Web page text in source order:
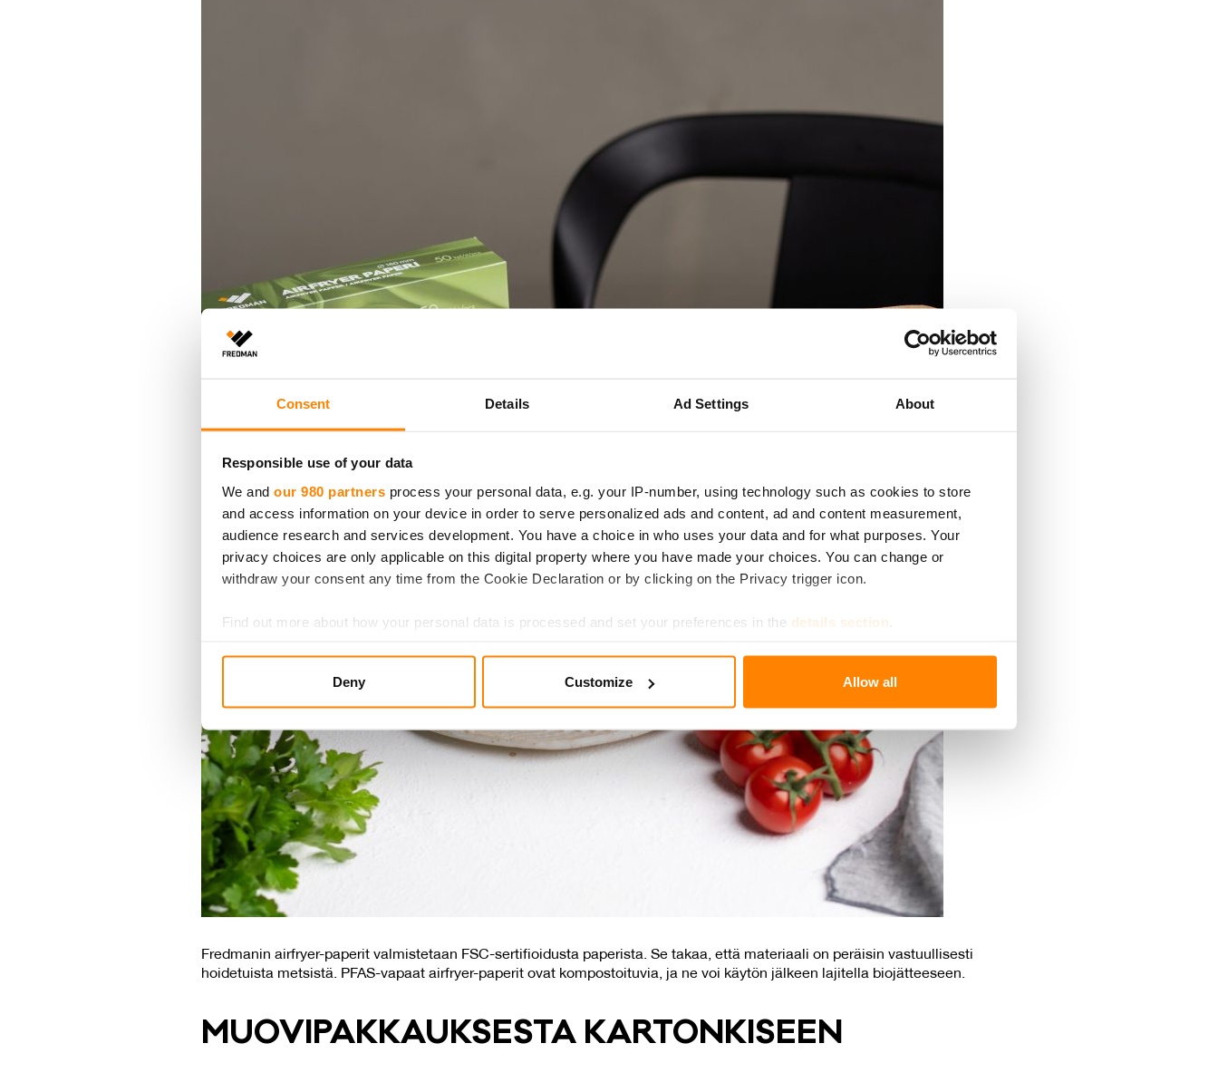
Consent Details Ad Settings About
Responsible use of your data
We and our 980 partners process your personal data, e.g. your IP-number, using technology such as cookies to store
and access information on your device in order to serve personalized ads and content, ad and content measurement,
audience research and services development. You have a choice in who uses your data and for what purposes. Your
privacy choices are only applicable on this digital property where you have made your choices. You can change or
withdraw your consent any time from the Cookie Declaration or by clicking on the Privacy trigger icon.
Find out more about how your personal data is processed and set your preferences in the details section
information about your use of our site with our social media, advertising and analytics partners who may combine it with
other information that you’ve provided to them or that they’ve collected from your use of their services.
Deny Customize Allow all
Fredmanin airfryer-paperit valmistetaan FSC-sertifioidusta paperista. Se takaa, että materiaali on peräisin vastuullisesti
hoidetuista metsistä. PFAS-vapaat airfryer-paperit ovat kompostoituvia, ja ne voi käytön jälkeen lajitella biojätteeseen.
MUO­VI­PAK­KAUK­SES­TA KAR­TON­KI­SEEN